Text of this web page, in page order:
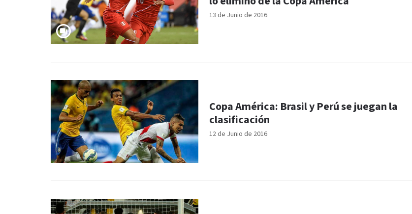
13 de Junio de 2016
12 de Junio de 2016
Copa América: Brasil y Perú se juegan la
clasificación